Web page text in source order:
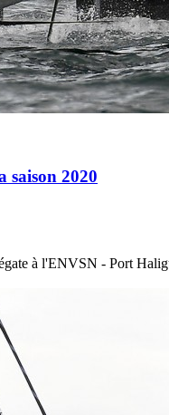
saison 2020
à l'ENVSN - Port